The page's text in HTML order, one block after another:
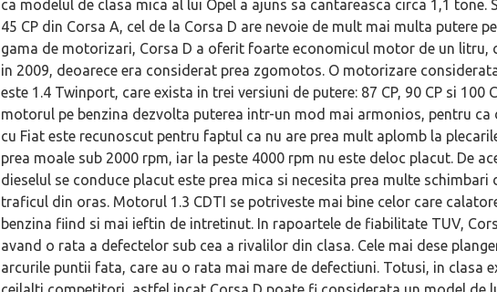
ca modelul de clasa mica al lui Opel a ajuns sa cantareasca circa 1,1 tone.
45 CP din Corsa A, cel de la Corsa D are nevoie de mult mai multa putere
gama de motorizari, Corsa D a oferit foarte economicul motor de un litru,
in 2009, deoarece era considerat prea zgomotos. O motorizare
este 1.4 Twinport, care exista in trei versiuni de putere: 87 CP, 90 CP si 100
motorul pe benzina dezvolta puterea intr-un mod mai armonios, pentru ca
cu Fiat este recunoscut pentru faptul ca nu are prea mult aplomb la
prea moale sub 2000 rpm, iar la peste 4000 rpm nu este deloc placut. De
dieselul se conduce placut este prea mica si necesita prea multe schimbari
traficul din oras. Motorul 1.3 CDTI se potriveste mai bine celor care
benzina fiind si mai ieftin de intretinut. In rapoartele de fiabilitate TUV,
avand o rata a defectelor sub cea a rivalilor din clasa. Cele mai dese
arcurile puntii fata, care au o rata mai mare de defectiuni. Totusi, in clasa